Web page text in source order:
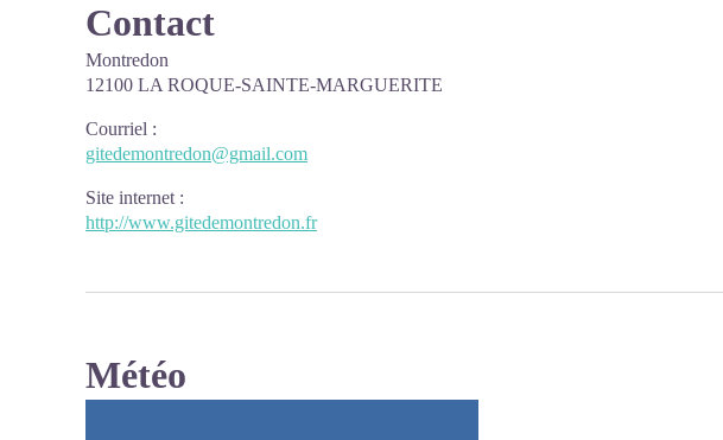
Contact
Montredon
12100 LA ROQUE-SAINTE-MARGUERITE
Courriel :
gitedemontredon@gmail.com
Site internet :
http://www.gitedemontredon.fr
Météo